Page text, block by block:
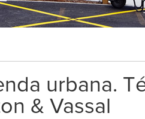
urbana.
& Vassal